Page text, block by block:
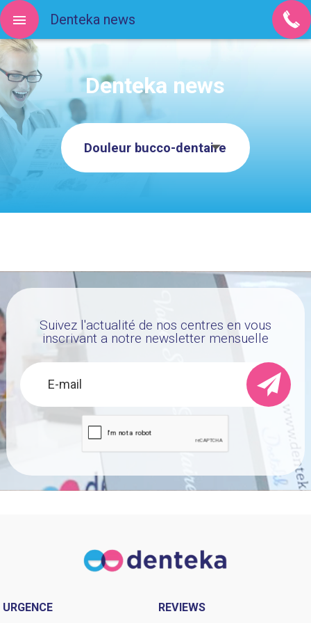
Denteka news
Douleur bucco-dentaire
Suivez l'actualité de nos centres en vous
inscrivant a notre newsletter mensuelle
URGENCE REVIEWS
Denteka news